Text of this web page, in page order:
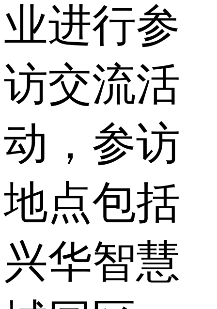
业进行参
访交流活
动，参访
地点包括
兴华智慧